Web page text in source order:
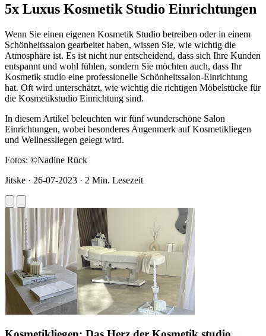
5x Luxus Kosmetik Studio Einrichtungen
Wenn Sie einen eigenen Kosmetik Studio betreiben oder in einem
Schönheitssalon gearbeitet haben, wissen Sie, wie wichtig die
Atmosphäre ist. Es ist nicht nur entscheidend, dass sich Ihre Kunden
entspannt und wohl fühlen, sondern Sie möchten auch, dass Ihr
Kosmetik studio eine professionelle Schönheitssalon-Einrichtung
hat. Oft wird unterschätzt, wie wichtig die richtigen Möbelstücke für
die Kosmetikstudio Einrichtung sind.
In diesem Artikel beleuchten wir fünf wunderschöne Salon
Einrichtungen, wobei besonderes Augenmerk auf Kosmetikliegen
und Wellnessliegen gelegt wird.
Fotos: ©Nadine Rück
Jitske · 26-07-2023 · 2 Min. Lesezeit